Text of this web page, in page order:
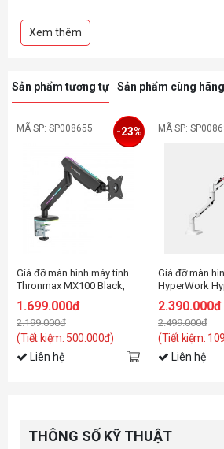
- Chịu tải: 2-10kg
- Kích thước hộp: 435*308.5*125mm
Xem thêm
Sản phẩm tương tự Sản phẩm cùng hãng
MÃ SP: SP008655
Giá đỡ màn hình máy tính
Thronmax MX100 Black,
1.699.000đ
2.199.000đ
(Tiết kiệm: 500.000đ)
-23%
Liên hệ
MÃ SP:
Giá đỡ màn
HyperWork
Trắng
2.390.000đ
2.499.000đ
(Tiết kiệm:
Liên hệ
THÔNG SỐ KỸ THUẬT